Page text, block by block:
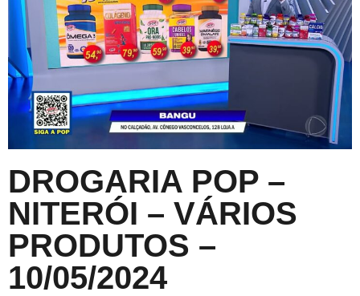
DROGARIA POP –
NITERÓI – VÁRIOS
PRODUTOS –
10/05/2024